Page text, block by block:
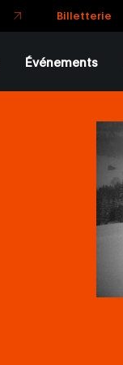
Billetterie
Événements